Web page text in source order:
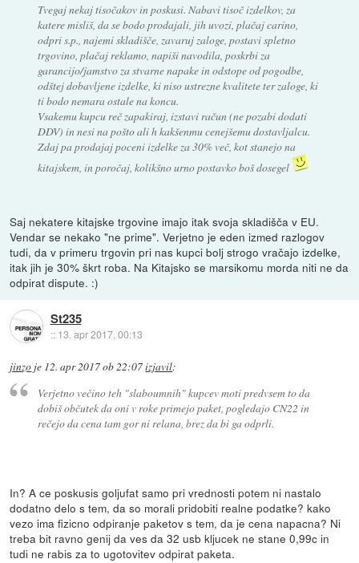
Tvegaj nekaj tisočakov in poskusi. Nabavi tisoč izdelkov, za
katere misliš, da se bodo prodajali, jih uvozi, plačaj carino,
odpri s.p., najemi skladišče, zavaruj zaloge, postavi spletno
trgovino, plačaj reklamo, napiši navodila, poskrbi za
garancijo/jamstvo za stvarne napake in odstope od pogodbe,
odštej dobavljene izdelke, ki niso ustrezne kvalitete ter zaloge, ki
ti bodo nemara ostale na koncu.
Vsakemu kupcu reč zapakiraj, izstavi račun (ne pozabi dodati
DDV) in nesi na pošto ali h kakšenmu cenejšemu dostavljalcu.
Zdaj pa prodajaj poceni izdelke za 30% več, kot stanejo na
kitajskem, in poročaj, kolikšno urno postavko boš dosegel
Saj nekatere kitajske trgovine imajo itak svoja skladišča v EU.
Vendar se nekako "ne prime". Verjetno je eden izmed razlogov
tudi, da v primeru trgovin pri nas kupci bolj strogo vračajo izdelke,
itak jih je 30% škrt roba. Na Kitajsko se marsikomu morda niti ne da
odpirat dispute. :)
St235
:: 13. apr 2017, 00:13
jinzo je 12. apr 2017 ob 22:07izjavil:
Verjetno večino teh "slaboumnih" kupcev moti predvsem to da
dobiš občutek da oni v roke primejo paket, pogledajo CN22 in
rečejo da cena tam gor ni relana, brez da bi ga odprli.
In? A ce poskusis goljufat samo pri vrednosti potem ni nastalo
dodatno delo s tem, da so morali pridobiti realne podatke? kako
vezo ima fizicno odpiranje paketov s tem, da je cena napacna? Ni
treba bit ravno genij da ves da 32 usb kljucek ne stane 0,99c in
tudi ne rabis za to ugotovitev odpirat paketa.